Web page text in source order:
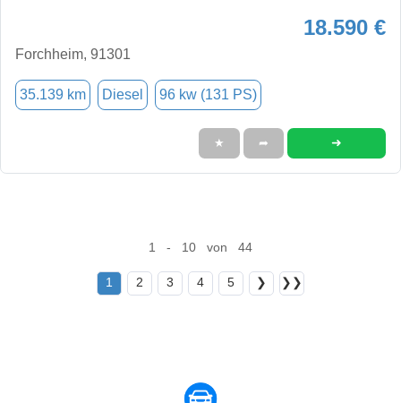
18.590 €
Forchheim, 91301
35.139 km Diesel 96 kw (131 PS)
★ ➦ ➜
1 - 10 von 44
1 2 3 4 5 ❯ ❯❯